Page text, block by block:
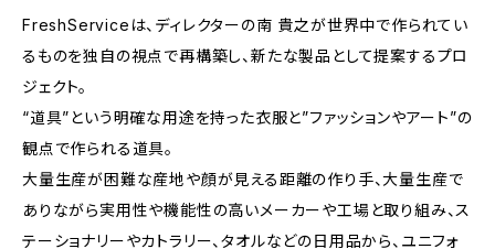
FreshServiceは、ディレクターの南 貴之が世界中で作られてい
るものを独自の視点で再構築し、新たな製品として提案するプロ
ジェクト。
“道具”という明確な用途を持った衣服と”ファッションやアート”の
観点で作られる道具。
大量生産が困難な産地や顔が見える距離の作り手、大量生産で
ありながら実用性や機能性の高いメーカーや工場と取り組み、ス
テーショナリーやカトラリー、タオルなどの日用品から、ユニフォ